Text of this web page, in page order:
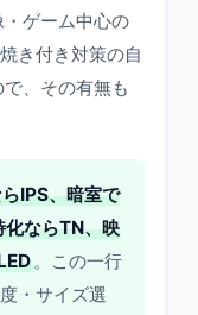
ゲーム中心の
き付き対策の自
、その有無も
IPS、暗室で
化ならTN、映
。この一行
・サイズ選